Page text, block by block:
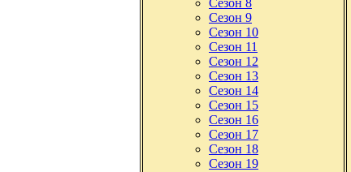
Сезон 8
Сезон 9
Сезон 10
Сезон 11
Сезон 12
Сезон 13
Сезон 14
Сезон 15
Сезон 16
Сезон 17
Сезон 18
Сезон 19